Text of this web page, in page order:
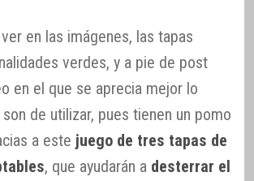
en las imágenes, las tapas
verdes, y a pie de post
en el que se aprecia mejor lo
de utilizar, pues tienen un pomo
a este juego de tres tapas de
, que ayudarán a desterrar el